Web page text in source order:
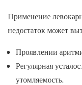
Применение
недостаток может
Проявлении
Регулярная
утомляемость.